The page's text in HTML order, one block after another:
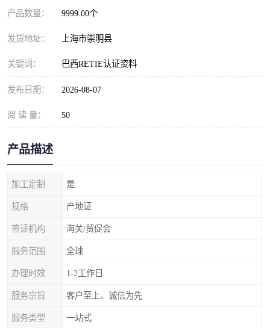
产品数量： 9999.00个
发货地址： 上海市崇明县
关键词： 巴西RETIE认证资料
发布日期： 2026-08-07
阅 读 量： 50
产品描述
加工定制 是
规格 产地证
签证机构 海关/贸促会
服务范围 全球
办理时效 1-2工作日
服务宗旨 客户至上、诚信为先
服务类型 一站式